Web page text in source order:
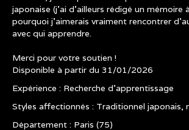
japonaise (j'ai d'ailleurs rédigé un mémoire
pourquoi j'aimerais vraiment rencontrer
avec qui apprendre.
Merci pour votre soutien !
Disponible à partir du 31/01/2026
Expérience : Recherche d’apprentissage
Styles affectionnés : Traditionnel japonais,
Département : Paris (75)